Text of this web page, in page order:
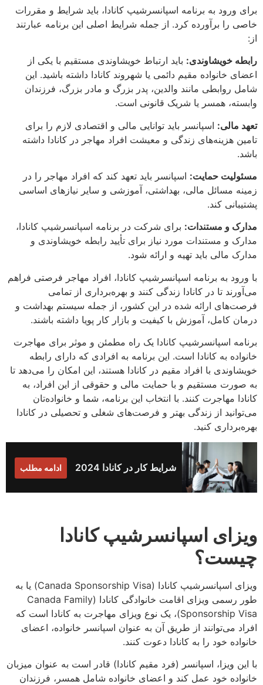
برای ورود به برنامه اسپانسرشیپ کانادا، باید شرایط و مقررات
خاصی را برآورده کرد. از جمله شرایط اصلی این برنامه عبارتند
از:
رابطه خویشاوندی: باید ارتباط خویشاوندی مستقیم با یکی از
اعضای خانواده مقیم دائمی یا شهروند کانادا داشته باشید. این
شامل روابطی مانند والدین، پدر بزرگ و مادر بزرگ، فرزندان
وابسته، همسر یا شریک قانونی است.
تعهد مالی: اسپانسر باید توانایی مالی و اقتصادی لازم را برای
تامین هزینه‌های زندگی و معیشت افراد مهاجر در کانادا داشته
باشد.
مسئولیت حمایت: اسپانسر باید تعهد کند که افراد مهاجر را در
زمینه مسائل مالی، بهداشتی، آموزشی و سایر نیازهای اساسی
پشتیبانی کند.
مدارک و مستندات: برای شرکت در برنامه اسپانسرشیپ کانادا،
مدارک و مستندات مورد نیاز برای تأیید رابطه خویشاوندی و
مدارک مالی باید تهیه و ارائه شود.
با ورود به برنامه اسپانسرشیپ کانادا، افراد مهاجر فرصتی فراهم
می‌آورند تا در کانادا زندگی کنند و بهره‌برداری از تمامی
فرصت‌های ارائه شده در این کشور، از جمله سیستم بهداشت و
درمان کامل، آموزش با کیفیت و بازار کار پویا داشته باشند.
برنامه اسپانسرشیپ کانادا یک راه مطمئن و موثر برای مهاجرت
خانواده به کانادا است. این برنامه به افرادی که دارای رابطه
خویشاوندی با افراد مقیم در کانادا هستند، این امکان را می‌دهد تا
به صورت مستقیم و با حمایت مالی و حقوقی از این افراد، به
کانادا مهاجرت کنند. با انتخاب این برنامه، شما و خانواده‌تان
می‌توانید از زندگی بهتر و فرصت‌های شغلی و تحصیلی در کانادا
بهره‌برداری کنید.
شرایط کار در کانادا 2024 ادامه مطلب
ویزای اسپانسرشیپ کانادا
چیست؟
ویزای اسپانسرشیپ کانادا (Canada Sponsorship Visa) یا به
طور رسمی ویزای اقامت خانوادگی کانادا (Canada Family
Sponsorship Visa)، یک نوع ویزای مهاجرت به کانادا است که
افراد می‌توانند از طریق آن به عنوان اسپانسر خانواده، اعضای
خانواده خود را به کانادا دعوت کنند.
با این ویزا، اسپانسر (فرد مقیم کانادا) قادر است به عنوان میزبان
خانواده خود عمل کند و اعضای خانواده شامل همسر، فرزندان